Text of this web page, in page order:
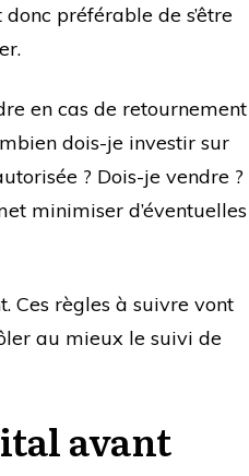
préférable de s’être
en cas de retournement
dois-je investir sur
? Dois-je vendre ?
minimiser d’éventuelles
Ces règles à suivre vont
au mieux le suivi de
avant